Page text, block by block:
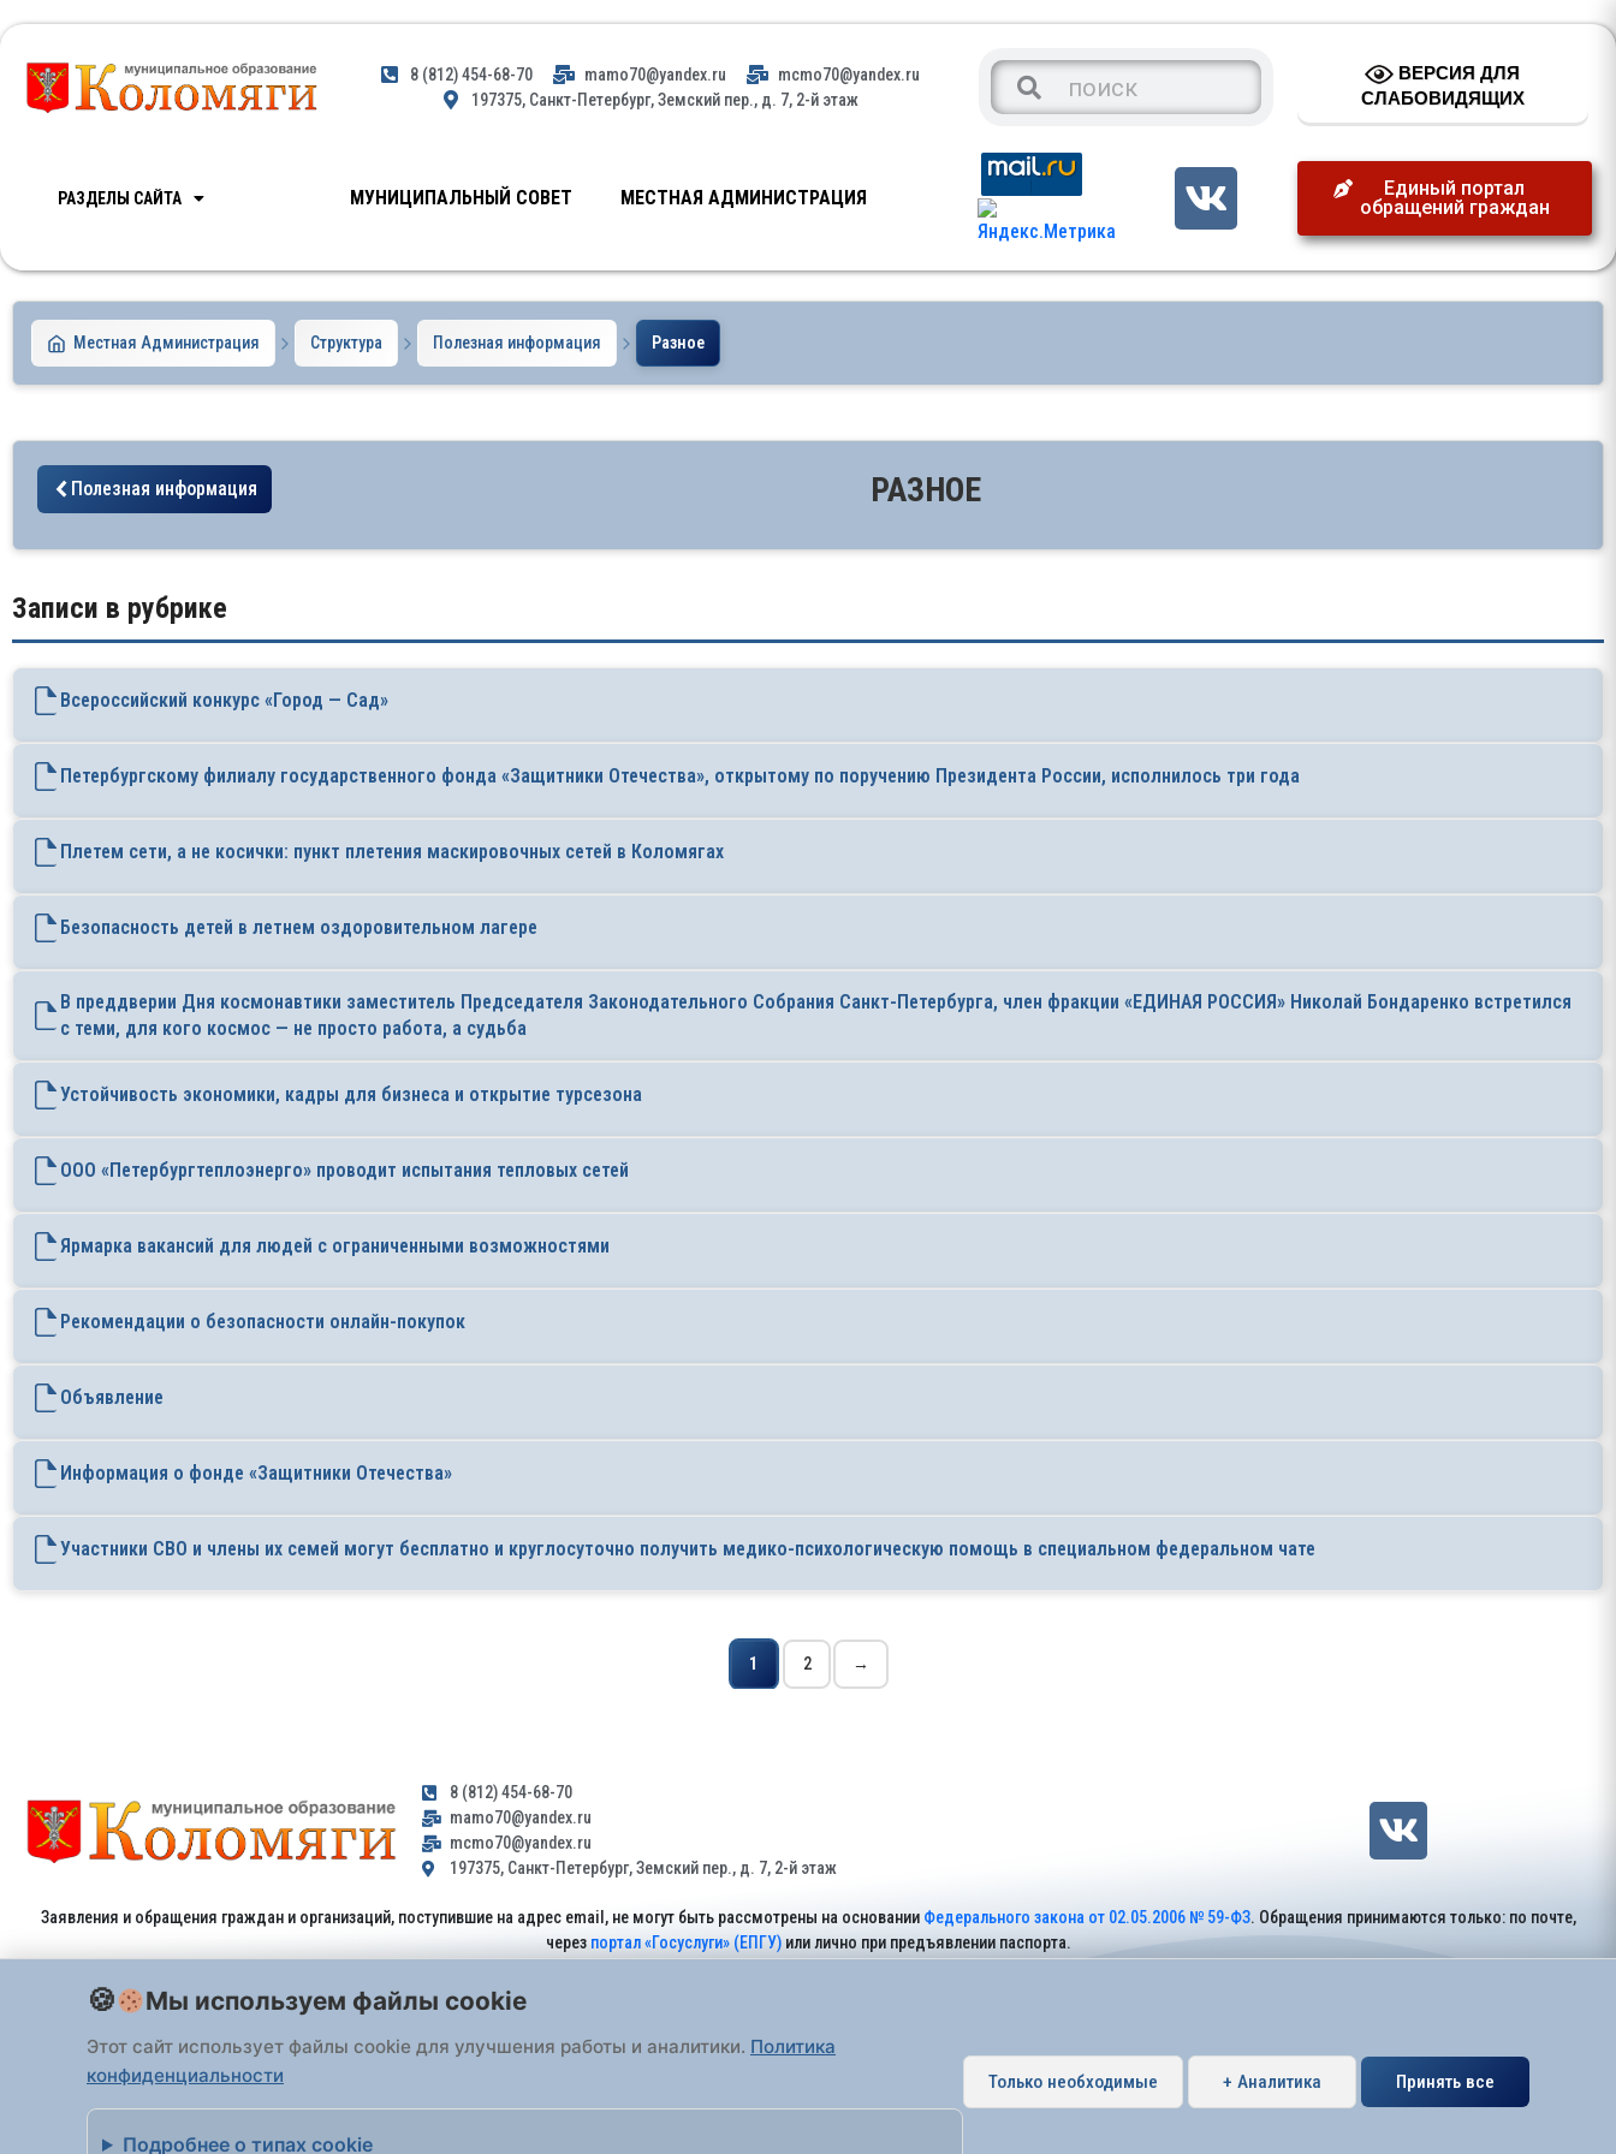
8 (812) 454-68-70 mamo70@yandex.ru
mcmo70@yandex.ru
197375, Санкт-Петербург, Земский пер., д. 7, 2-й этаж
ВЕРСИЯ ДЛЯ
СЛАБОВИДЯЩИХ
РАЗДЕЛЫ САЙТА МУНИЦИПАЛЬНЫЙ СОВЕТ МЕСТНАЯ АДМИНИСТРАЦИЯ
Единый портал
обращений граждан
Местная Администрация Структура Полезная информация Разное
Полезная информация РАЗНОЕ
Записи в рубрике
Всероссийский конкурс «Город — Сад»
Петербургскому филиалу государственного фонда «Защитники Отечества», открытому по поручению Президента России, исполнилось три года
Плетем сети, а не косички: пункт плетения маскировочных сетей в Коломягах
Безопасность детей в летнем оздоровительном лагере
В преддверии Дня космонавтики заместитель Председателя Законодательного Собрания Санкт-Петербурга, член фракции «ЕДИНАЯ РОССИЯ» Николай Бондаренко встретился
с теми, для кого космос — не просто работа, а судьба
Устойчивость экономики, кадры для бизнеса и открытие турсезона
ООО «Петербургтеплоэнерго» проводит испытания тепловых сетей
Ярмарка вакансий для людей с ограниченными возможностями
Рекомендации о безопасности онлайн-покупок
Объявление
Информация о фонде «Защитники Отечества»
Участники СВО и члены их семей могут бесплатно и круглосуточно получить медико-психологическую помощь в специальном федеральном чате
1 2 →
8 (812) 454-68-70
mamo70@yandex.ru
mcmo70@yandex.ru
197375, Санкт-Петербург, Земский пер., д. 7, 2-й этаж
Заявления и обращения граждан и организаций, поступившие на адрес email, не могут быть рассмотрены на основании Федерального закона от 02.05.2006 № 59-ФЗ. Обращения принимаются только: по почте,
через портал «Госуслуги» (ЕПГУ)или лично при предъявлении паспорта.
Все права защищены 2026 Внутригородское муниципальное образование города федерального значения Санкт-Петербурга муниципальный округ Коломяги.
Мы используем файлы cookie
Этот сайт использует файлы cookie для улучшения работы и аналитики. Политика
конфиденциальности
Подробнее о типах cookie
Только необходимые + Аналитика Принять все